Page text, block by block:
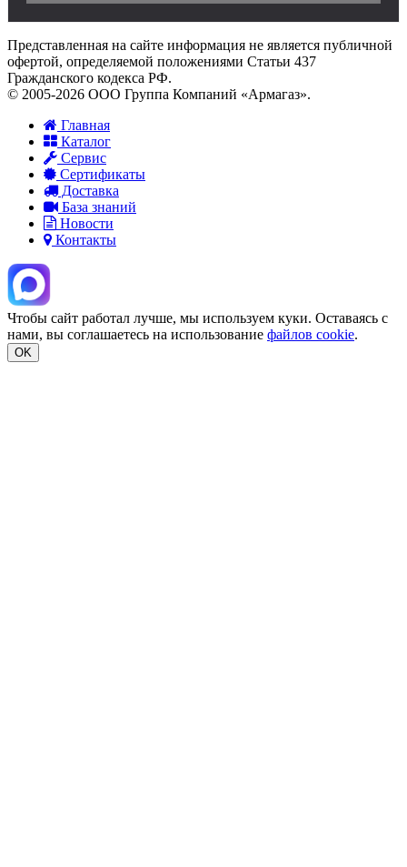
Представленная на сайте информация не является публичной
офертой, определяемой положениями Статьи 437
Гражданского кодекса РФ.
© 2005-2026 ООО Группа Компаний «Армагаз».
Главная
Каталог
Сервис
Сертификаты
Доставка
База знаний
Новости
Контакты
Чтобы сайт работал лучше, мы используем куки. Оставаясь с
нами, вы соглашаетесь на использование файлов cookie.
OK